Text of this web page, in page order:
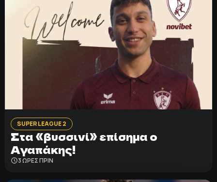
SUPER LEAGUE 2
Στα «βυσσινί» επίσημα ο
Αγαπάκης!
3 ΩΡΕΣ ΠΡΙΝ